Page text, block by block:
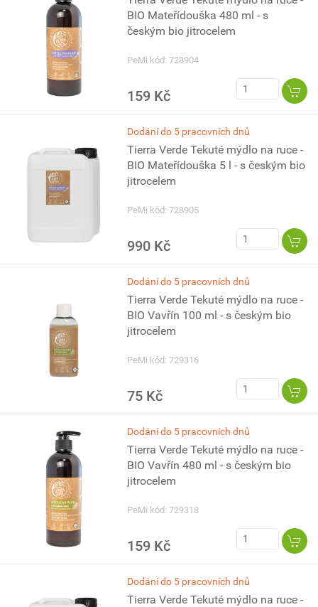
BIO Mateřídouška 480 ml - s
českým bio jitrocelem
PeMi kód: 728904
159 Kč
Dodání do 5 pracovních dnů
Tierra Verde Tekuté mýdlo na ruce -
BIO Mateřídouška 5 l - s českým bio
jitrocelem
PeMi kód: 728905
990 Kč
Dodání do 5 pracovních dnů
Tierra Verde Tekuté mýdlo na ruce -
BIO Vavřín 100 ml - s českým bio
jitrocelem
PeMi kód: 729316
75 Kč
Dodání do 5 pracovních dnů
Tierra Verde Tekuté mýdlo na ruce -
BIO Vavřín 480 ml - s českým bio
jitrocelem
PeMi kód: 729318
159 Kč
Dodání do 5 pracovních dnů
Tierra Verde Tekuté mýdlo na ruce -